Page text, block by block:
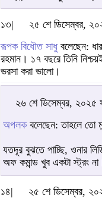
১৩|
২৫ শে ডিসেম্বর,
রূপক বিধৌত সাধুবলেছেন:
রহমান। ১৭ বছরে তিনি
ভরসা করা ভালো।
২৬ শে ডিসেম্বর, ২০২৫
অপলক বলেছেন: তাহলে তো
যতদূর বুঝতে পাচ্ছি, ওনার
অফ কমান্ড খুব একটা স্ট্রং
১৪|
২৫ শে ডিসেম্বর,